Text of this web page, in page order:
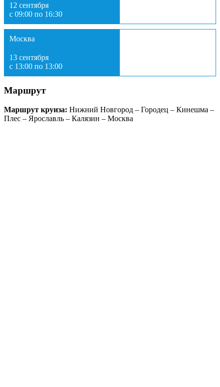
12 сентября
с 09:00 по 16:30
Москва
13 сентября
с 13:00 по 13:00
Маршрут
Маршрут круиза: Нижний Новгород – Городец – Кинешма –
Плес – Ярославль – Калязин – Москва